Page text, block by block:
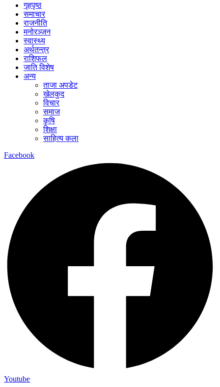
गृहपृष्ठ
समाचार
राजनीति
मनोरञ्जन
स्वास्थ्य
अर्थतन्त्र
राशिफल
जाति विशेष
अन्य
ताजा अपडेट
खेलकुद
विचार
समाज
कृषि
शिक्षा
साहित्य कला
Facebook
Youtube